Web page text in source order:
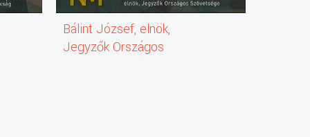
Bálint József, elnök,
Jegyzők Országos